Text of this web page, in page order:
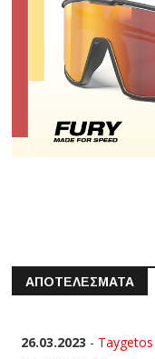
ΑΠΟΤΕΛΕΣΜΑΤΑ
26.03.2023 -